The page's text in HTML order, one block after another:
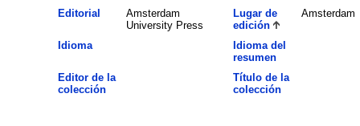
Editorial
Amsterdam
University Press
Lugar de
edición
Amsterdam
Idioma
Idioma del
resumen
Editor de la
colección
Título de la
colección